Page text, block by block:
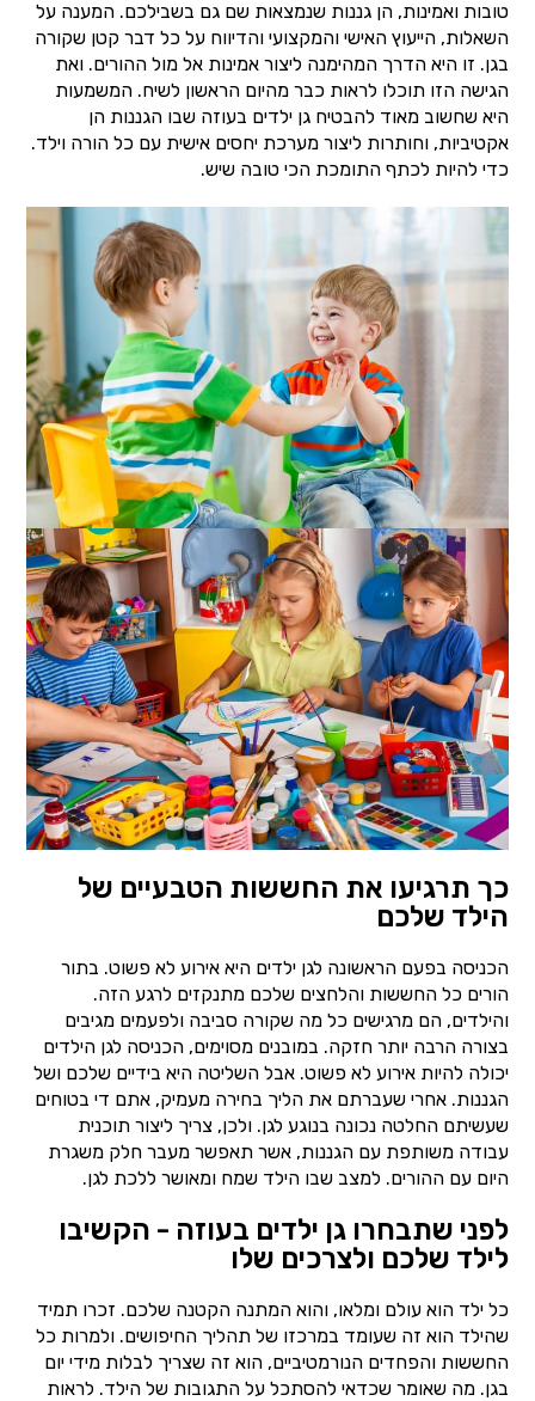
טובות ואמינות, הן גננות שנמצאות שם גם בשבילכם. המענה על
השאלות, הייעוץ האישי והמקצועי והדיווח על כל דבר קטן שקורה
בגן. זו היא הדרך המהימנה ליצור אמינות אל מול ההורים. ואת
הגישה הזו תוכלו לראות כבר מהיום הראשון לשיח. המשמעות
היא שחשוב מאוד להבטיח גן ילדים בעוזה שבו הגננות הן
אקטיביות, וחותרות ליצור מערכת יחסים אישית עם כל הורה וילד.
כדי להיות לכתף התומכת הכי טובה שיש.
כך תרגיעו את החששות הטבעיים של
הילד שלכם
הכניסה בפעם הראשונה לגן ילדים היא אירוע לא פשוט. בתור
הורים כל החששות והלחצים שלכם מתנקזים לרגע הזה.
והילדים, הם מרגישים כל מה שקורה סביבה ולפעמים מגיבים
בצורה הרבה יותר חזקה. במובנים מסוימים, הכניסה לגן הילדים
יכולה להיות אירוע לא פשוט. אבל השליטה היא בידיים שלכם ושל
הגננות. אחרי שעברתם את הליך בחירה מעמיק, אתם די בטוחים
שעשיתם החלטה נכונה בנוגע לגן. ולכן, צריך ליצור תוכנית
עבודה משותפת עם הגננות, אשר תאפשר מעבר חלק משגרת
היום עם ההורים. למצב שבו הילד שמח ומאושר ללכת לגן.
לפני שתבחרו גן ילדים בעוזה - הקשיבו
לילד שלכם ולצרכים שלו
כל ילד הוא עולם ומלאו, והוא המתנה הקטנה שלכם. זכרו תמיד
שהילד הוא זה שעומד במרכזו של תהליך החיפושים. ולמרות כל
החששות והפחדים הנורמטיביים, הוא זה שצריך לבלות מידי יום
בגן. מה שאומר שכדאי להסתכל על התגובות של הילד. לראות